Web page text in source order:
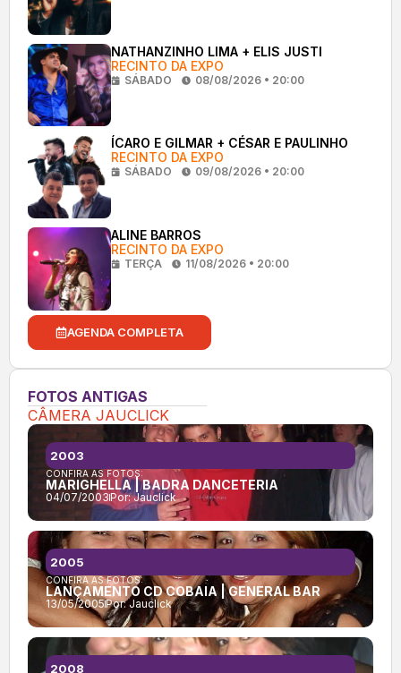
NATHANZINHO LIMA + ELIS JUSTI
RECINTO DA EXPO
SÁBADO 08/08/2026 • 20:00
ÍCARO E GILMAR + CÉSAR E PAULINHO
RECINTO DA EXPO
SÁBADO 09/08/2026 • 20:00
ALINE BARROS
RECINTO DA EXPO
TERÇA 11/08/2026 • 20:00
AGENDA COMPLETA
FOTOS ANTIGAS
CÂMERA JAUCLICK
CONFIRA AS FOTOS:
MARIGHELLA | BADRA DANCETERIA
04/07/2003Por:Jauclick
2003
CONFIRA AS FOTOS:
LANÇAMENTO CD COBAIA | GENERAL BAR
13/05/2005Por:Jauclick
2005
2008